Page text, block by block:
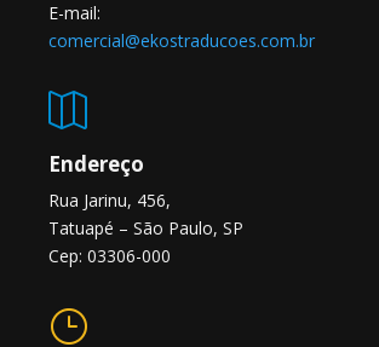
E-mail:
comercial@ekostraducoes.com.br

Endereço
Rua Jarinu, 456,
Tatuapé – São Paulo, SP
Cep: 03306-000
}